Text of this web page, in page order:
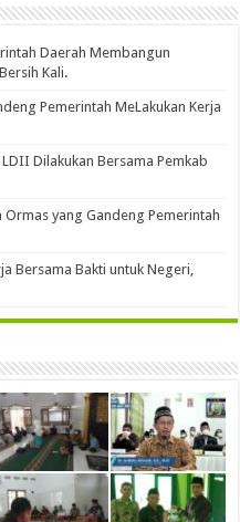
Daerah Membangun
Kali.
Pemerintah MeLakukan Kerja
Dilakukan Bersama Pemkab
yang Gandeng Pemerintah
Bersama Bakti untuk Negeri,